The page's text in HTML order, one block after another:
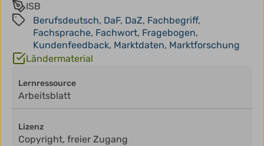
ISB
Berufsdeutsch, DaF, DaZ, Fachbegriff,
Fachsprache, Fachwort, Fragebogen,
Kundenfeedback, Marktdaten, Marktforschung
Ländermaterial
Lernressource
Arbeitsblatt
Lizenz
Copyright, freier Zugang